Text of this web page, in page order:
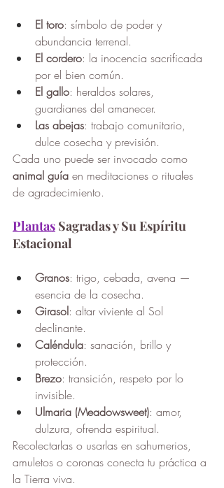
El toro: símbolo de poder y
abundancia terrenal.
El cordero: la inocencia sacrificada
por el bien común.
El gallo: heraldos solares,
guardianes del amanecer.
Las abejas: trabajo comunitario,
dulce cosecha y previsión.
Cada uno puede ser invocado como
animal guía en meditaciones o rituales
de agradecimiento.
Plantas Sagradas y Su Espíritu
Estacional
Granos: trigo, cebada, avena —
esencia de la cosecha.
Girasol: altar viviente al Sol
declinante.
Caléndula: sanación, brillo y
protección.
Brezo: transición, respeto por lo
invisible.
Ulmaria (Meadowsweet): amor,
dulzura, ofrenda espiritual.
Recolectarlas o usarlas en sahumerios,
amuletos o coronas conecta tu práctica a
la Tierra viva.